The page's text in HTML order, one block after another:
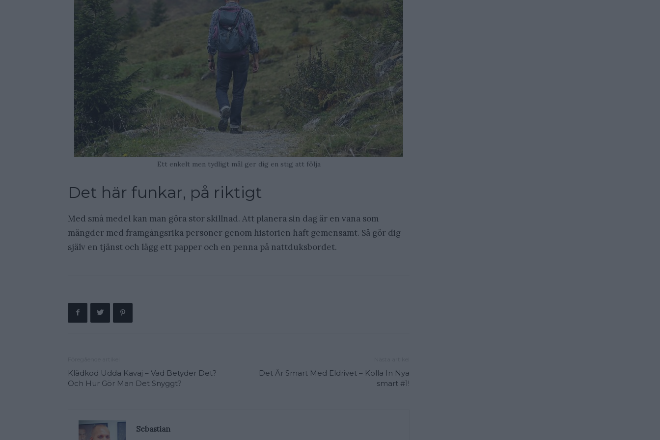
Ett enkelt men tydligt mål ger dig en stig att följa
Det här funkar, på riktigt
Med små medel kan man göra stor skillnad. Att planera sin dag är en vana som
mängder med framgångsrika personer genom historien haft gemensamt. Så gör dig
själv en tjänst och lägg ett papper och en penna på nattduksbordet.
Klädkod Udda Kavaj – Vad Betyder Det?
Och Hur Gör Man Det Snyggt?
Det Är Smart Med Eldrivet – Kolla In Nya
smart #1!
Sebastian